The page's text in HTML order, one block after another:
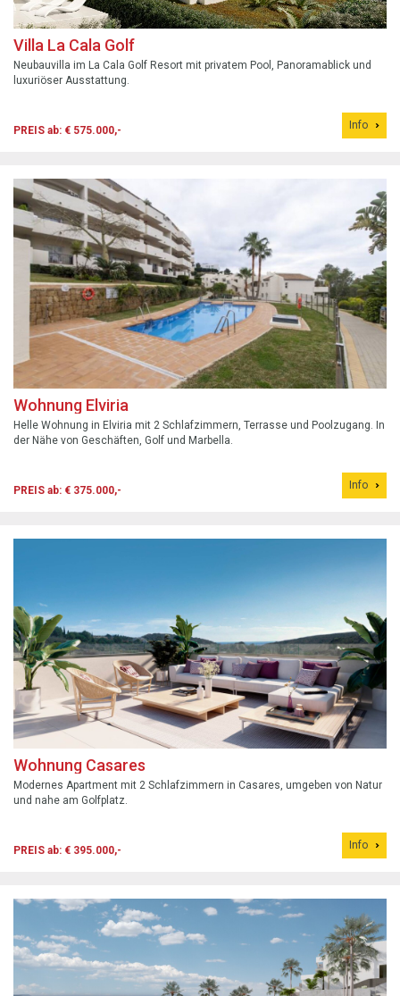
Villa La Cala Golf
Neubauvilla im La Cala Golf Resort mit privatem Pool, Panoramablick und
luxuriöser Ausstattung.
PREIS ab: € 575.000,- Info
Wohnung Elviria
Helle Wohnung in Elviria mit 2 Schlafzimmern, Terrasse und Poolzugang. In
der Nähe von Geschäften, Golf und Marbella.
PREIS ab: € 375.000,- Info
Wohnung Casares
Modernes Apartment mit 2 Schlafzimmern in Casares, umgeben von Natur
und nahe am Golfplatz.
PREIS ab: € 395.000,- Info